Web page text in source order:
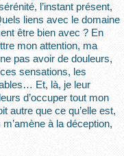
l’instant présent,
liens avec le domaine
être bien avec ? En
mon attention, ma
pas avoir de douleurs,
sensations, les
Et, là, je leur
d’occuper tout mon
autre que ce qu’elle est,
à la déception,